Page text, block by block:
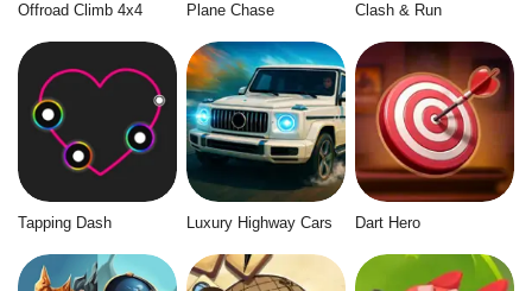
Offroad Climb 4x4 Plane Chase Clash & Run
Tapping Dash Luxury Highway Cars Dart Hero